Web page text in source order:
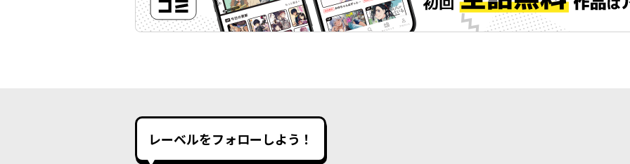
レーベルをフォローしよう！